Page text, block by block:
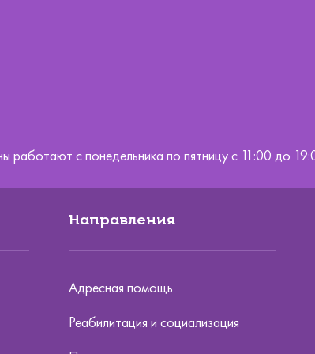
работают с понедельника по пятницу с 11:00 до
Направления
Адресная помощь
Реабилитация и социализация